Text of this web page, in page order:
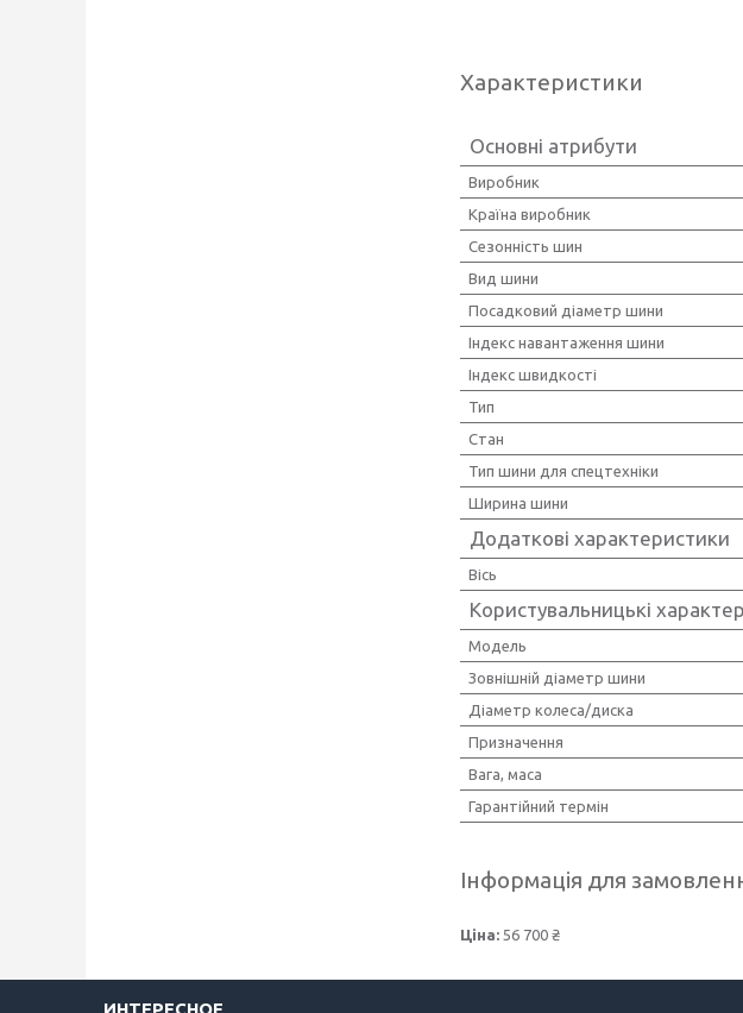
Характеристики
Основні атрибути
Виробник
Країна виробник
Сезонність шин
Вид шини
Посадковий діаметр шини
Індекс навантаження шини
Індекс швидкості
Тип
Стан
Тип шини для спецтехніки
Ширина шини
Додаткові характеристики
Вісь
Користувальницькі
Мoдель
Зовнішній діаметр шини
Діаметр колеса/диска
Призначення
Вага, маса
Гарантійний термін
Інформація для
Ціна: 56 700 ₴
ИНТЕРЕСНОЕ